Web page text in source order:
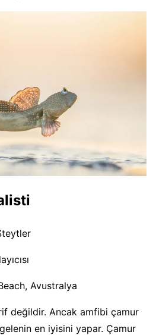
Avustralya
değildir. Ancak amfibi çamur
gelenin en iyisini yapar. Çamur